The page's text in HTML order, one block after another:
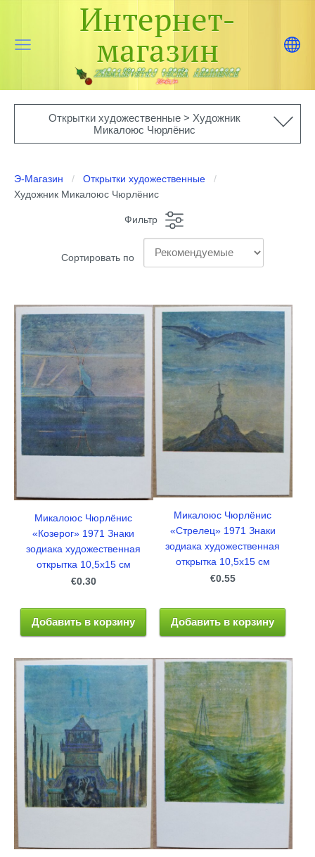
Интернет-
магазин
Открытки художественные > Художник
Микалоюс Чюрлёнис
Э-Магазин
Открытки художественные
Художник Микалоюс Чюрлёнис
Фильтр
Сортировать по
Микалоюс Чюрлёнис
«Козерог» 1971 Знаки
зодиака художественная
открытка 10,5x15 см
€0.30
Добавить в корзину
Микалоюс Чюрлёнис
«Стрелец» 1971 Знаки
зодиака художественная
открытка 10,5x15 см
€0.55
Добавить в корзину